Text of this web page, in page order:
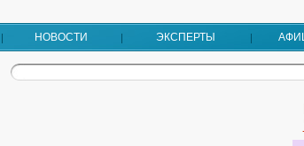
НОВОСТИ ЭКСПЕРТЫ